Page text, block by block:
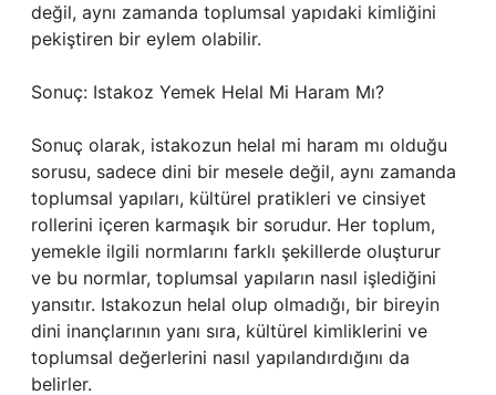
değil, aynı zamanda toplumsal yapıdaki kimliğini
pekiştiren bir eylem olabilir.
Sonuç: Istakoz Yemek Helal Mi Haram Mı?
Sonuç olarak, istakozun helal mi haram mı olduğu
sorusu, sadece dini bir mesele değil, aynı zamanda
toplumsal yapıları, kültürel pratikleri ve cinsiyet
rollerini içeren karmaşık bir sorudur. Her toplum,
yemekle ilgili normlarını farklı şekillerde oluşturur
ve bu normlar, toplumsal yapıların nasıl işlediğini
yansıtır. Istakozun helal olup olmadığı, bir bireyin
dini inançlarının yanı sıra, kültürel kimliklerini ve
toplumsal değerlerini nasıl yapılandırdığını da
belirler.